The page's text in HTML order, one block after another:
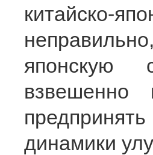
китайско-
японскую
взвешенно
динамики